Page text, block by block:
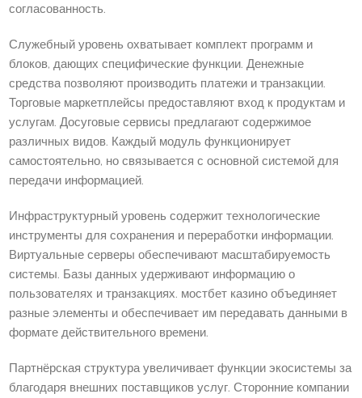
согласованность.
Служебный уровень охватывает комплект программ и
блоков, дающих специфические функции. Денежные
средства позволяют производить платежи и транзакции.
Торговые маркетплейсы предоставляют вход к продуктам и
услугам. Досуговые сервисы предлагают содержимое
различных видов. Каждый модуль функционирует
самостоятельно, но связывается с основной системой для
передачи информацией.
Инфраструктурный уровень содержит технологические
инструменты для сохранения и переработки информации.
Виртуальные серверы обеспечивают масштабируемость
системы. Базы данных удерживают информацию о
пользователях и транзакциях. мостбет казино объединяет
разные элементы и обеспечивает им передавать данными в
формате действительного времени.
Партнёрская структура увеличивает функции экосистемы за
благодаря внешних поставщиков услуг. Сторонние компании